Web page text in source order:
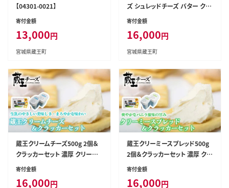
【04301-0021】
寄付金額
13,000円
宮城県蔵王町
ズ シュレッドチーズ バター クリ
ームチーズ 小分け 乳製品 蔵王
寄付金額
16,000円
宮城県蔵王町
蔵王クリームチーズ500g 2個＆
クラッカーセット 濃厚 クリーミ
ー クリームチーズ チーズ 蔵王
寄付金額
16,000円
蔵王クリーミースプレッド500g
2個＆クラッカーセット 濃厚 クリ
ーミー クリームチーズ チーズ
寄付金額
16,000円